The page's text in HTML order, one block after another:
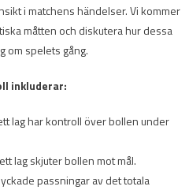
i matchens händelser. Vi kommer
måtten och diskutera hur dessa
om spelets gång.
inkluderar:
lag har kontroll över bollen under
lag skjuter bollen mot mål.
passningar av det totala